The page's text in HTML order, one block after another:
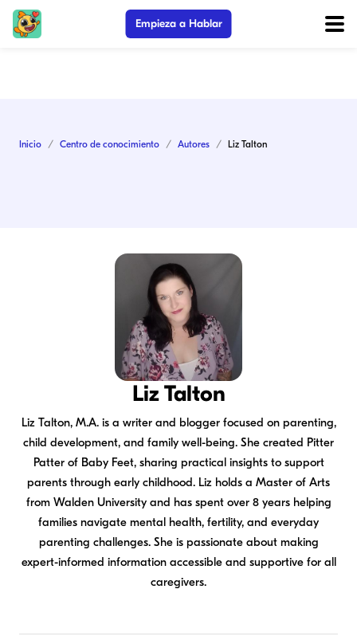
Empieza a Hablar
Inicio Centro de conocimiento Autores Liz Talton
Liz Talton
Liz Talton, M.A. is a writer and blogger focused on parenting,
child development, and family well-being. She created Pitter
Patter of Baby Feet, sharing practical insights to support
parents through early childhood. Liz holds a Master of Arts
from Walden University and has spent over 8 years helping
families navigate mental health, fertility, and everyday
parenting challenges. She is passionate about making
expert-informed information accessible and supportive for all
caregivers.